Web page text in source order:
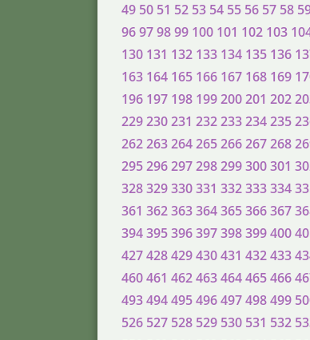
49 50 51 52 53 54 55 56 57 58
96979899 100 101 102 103
130 131 132 133 134 135 136
163 164 165 166 167 168 169
196 197 198 199200201 202
229230231 232233234235
262263264265266267268
295296297298299300301
328329330331 332333334
361 362363364365366367
394395396397398399400
427428429430431 432433
460461 462463464465466
493494495496497498499
526 527 528 529 530 531 532